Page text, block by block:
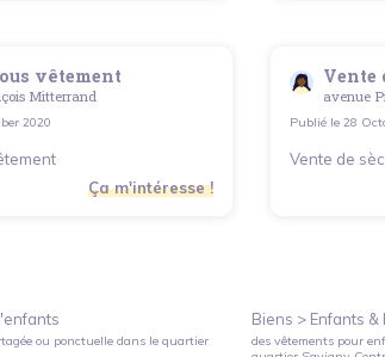
vêtement
Mitterrand
2020
Ça m'intéresse !
Vente
avenue
Publié le 28
Vente de
ou ponctuelledans le quartier
Biens > Enfants &
des vêtements pour